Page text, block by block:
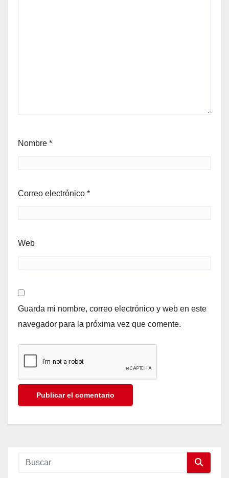
Nombre *
Correo electrónico *
Web
Guarda mi nombre, correo electrónico y web en este
navegador para la próxima vez que comente.